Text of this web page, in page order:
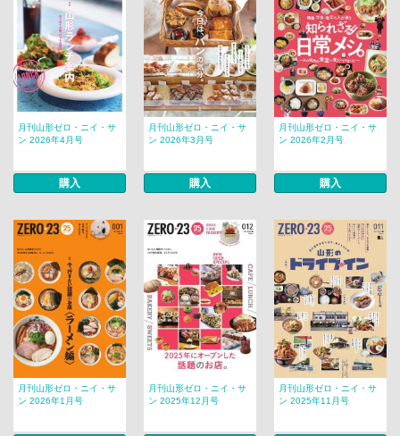
月刊山形ゼロ・ニイ・サ
ン 2026年4月号
購入
月刊山形ゼロ・ニイ・サ
ン 2026年3月号
購入
月刊山形ゼロ・ニイ・サ
ン 2026年2月号
購入
月刊山形ゼロ・ニイ・サ
ン 2026年1月号
月刊山形ゼロ・ニイ・サ
ン 2025年12月号
月刊山形ゼロ・ニイ・サ
ン 2025年11月号